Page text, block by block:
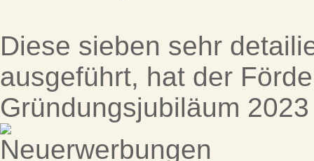
Diese sieben sehr
ausgeführt, hat der
Gründungsjubiläum